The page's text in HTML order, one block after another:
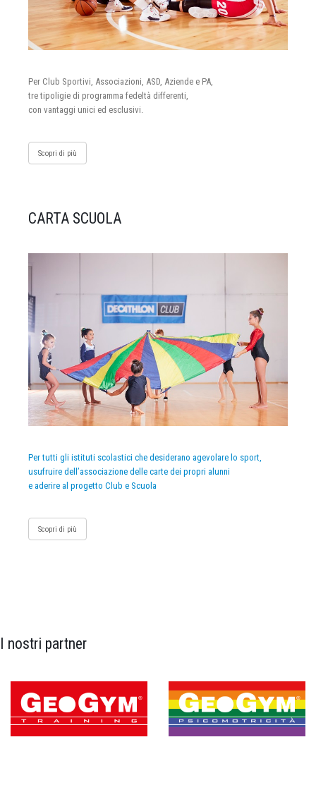
Per Club Sportivi, Associazioni, ASD, Aziende e PA,
tre tipoligie di programma fedeltà differenti,
con vantaggi unici ed esclusivi.
Scopri di più
CARTA SCUOLA
Per tutti gli istituti scolastici che desiderano agevolare lo sport,
usufruire dell’associazione delle carte dei propri alunni
e aderire al progetto Club e Scuola
Scopri di più
I nostri partner